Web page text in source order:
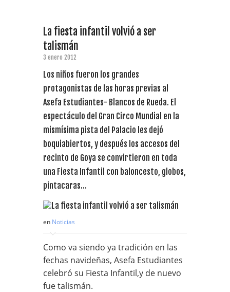
La fiesta infantil volvió a ser
talismán
3 enero 2012
Los niños fueron los grandes
protagonistas de las horas previas al
Asefa Estudiantes- Blancos de Rueda. El
espectáculo del Gran Circo Mundial en la
mismísima pista del Palacio les dejó
boquiabiertos, y después los accesos del
recinto de Goya se convirtieron en toda
una Fiesta Infantil con baloncesto, globos,
pintacaras…
en Noticias
Como va siendo ya tradición en las
fechas navideñas, Asefa Estudiantes
celebró su Fiesta Infantil,y de nuevo
fue talismán.